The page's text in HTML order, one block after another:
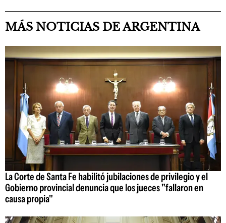
MÁS NOTICIAS DE ARGENTINA
La Corte de Santa Fe habilitó jubilaciones de privilegio y el
Gobierno provincial denuncia que los jueces "fallaron en
causa propia"